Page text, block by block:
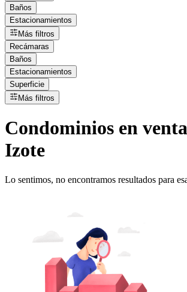
Baños
Estacionamientos
Más filtros
Recámaras
Baños
Estacionamientos
Superficie
Más filtros
Condominios en venta
Izote
Lo sentimos, no encontramos resultados para